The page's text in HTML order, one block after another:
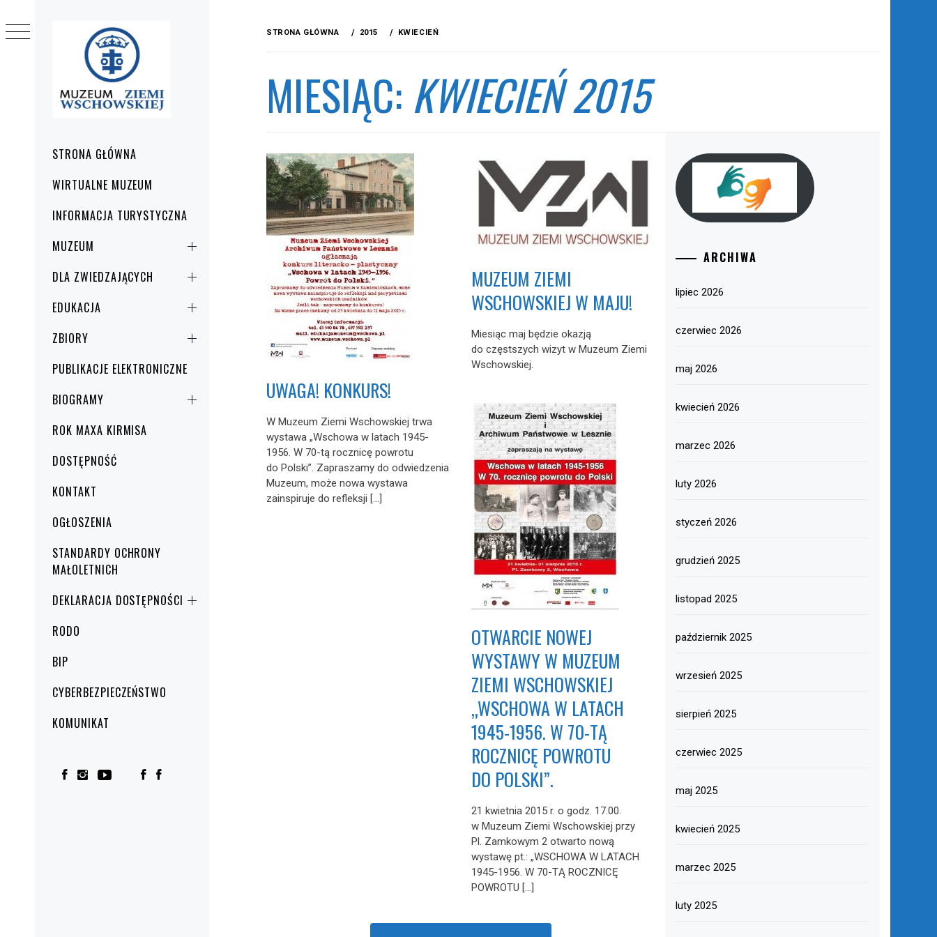
główneSTRONA GŁÓWNA
WIRTUALNE MUZEUM
INFORMACJA TURYSTYCZNA
MUZEUM
DLA ZWIEDZAJĄCYCH
EDUKACJA
ZBIORY
PUBLIKACJE ELEKTRONICZNE
BIOGRAMY
ROK MAXA KIRMISA
DOSTĘPNOŚĆ
KONTAKT
OGŁOSZENIA
STANDARDY OCHRONY
MAŁOLETNICH
DEKLARACJA DOSTĘPNOŚCI
RODO
BIP
CYBERBEZPIECZEŃSTWO
KOMUNIKAT
STRONA GŁÓWNA 2015 KWIECIEŃ
MIESIĄC: KWIECIEŃ 2015
UWAGA! KONKURS!
W Muzeum Ziemi Wschowskiej trwa
wystawa „Wschowa w latach 1945-
1956. W 70-tą rocznicę powrotu
do Polski”. Zapraszamy do odwiedzenia
Muzeum, może nowa wystawa
zainspiruje do refleksji […]
MUZEUM ZIEMI
WSCHOWSKIEJ W MAJU!
Miesiąc maj będzie okazją
do częstszych wizyt w Muzeum Ziemi
Wschowskiej.
OTWARCIE NOWEJ
WYSTAWY W MUZEUM
ZIEMI WSCHOWSKIEJ
„WSCHOWA W LATACH
1945-1956. W 70-TĄ
ROCZNICĘ POWROTU
DO POLSKI”.
21 kwietnia 2015 r. o godz. 17.00.
w Muzeum Ziemi Wschowskiej przy
Pl. Zamkowym 2 otwarto nową
wystawę pt.: „WSCHOWA W LATACH
1945-1956. W 70-TĄ ROCZNICĘ
POWROTU […]
ARCHIWA
lipiec 2026
czerwiec 2026
maj 2026
kwiecień 2026
marzec 2026
luty 2026
styczeń 2026
grudzień 2025
listopad 2025
październik 2025
wrzesień 2025
sierpień 2025
czerwiec 2025
maj 2025
kwiecień 2025
marzec 2025
luty 2025